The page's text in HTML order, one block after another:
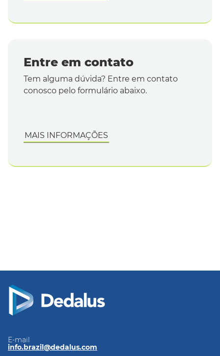
Entre em contato
Tem alguma dúvida? Entre em contato
conosco pelo formulário abaixo.
MAIS INFORMAÇÕES
E-mail
info.brazil@dedalus.com